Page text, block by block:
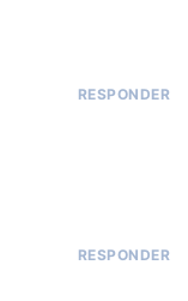
RESPONDER
RESPONDER